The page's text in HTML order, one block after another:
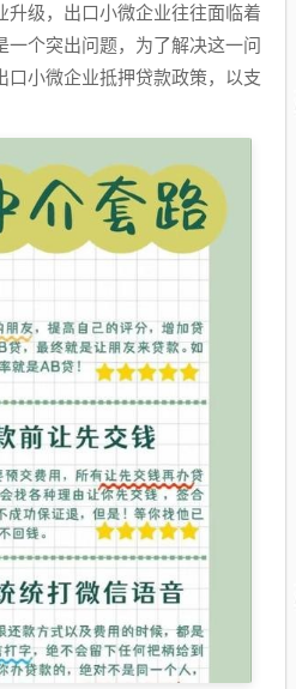
升级，出口小微企业往往面临着
一个突出问题，为了解决这一问
口小微企业抵押贷款政策，以支